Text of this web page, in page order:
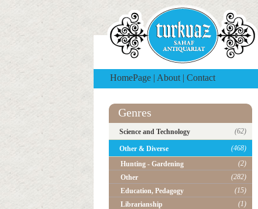
HomePage | About | Contact
Genres
Science and Technology (62)
Other & Diverse
(468)
Hunting - Gardening
(2)
Other
(282)
Education, Pedagogy
(15)
Librarianship
(1)